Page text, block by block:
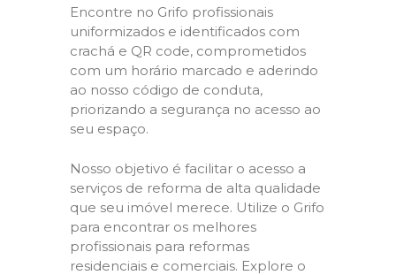
Encontre no Grifo profissionais
uniformizados e identificados com
crachá e QR code, comprometidos
com um horário marcado e aderindo
ao nosso código de conduta,
priorizando a segurança no acesso ao
seu espaço.
Nosso objetivo é facilitar o acesso a
serviços de reforma de alta qualidade
que seu imóvel merece. Utilize o Grifo
para encontrar os melhores
profissionais para reformas
residenciais e comerciais. Explore o